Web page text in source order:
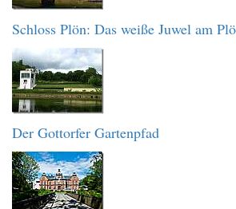
Schloss Plön: Das weiße Juwel am
Der Gottorfer Gartenpfad